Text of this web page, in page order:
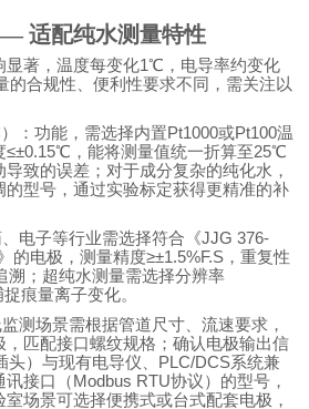
适配纯水测量特性
显著，温度每变化1℃，电导率约变化
的合规性、便利性要求不同，需关注以
：功能，需选择内置Pt1000或Pt100温
≤±0.15℃，能将测量值统一折算至25℃
致的误差；对于成分复杂的纯化水，
型号，通过实验标定获得更精准的补
电子等行业需选择符合《JJG 376-
的电极，测量精度≥±1.5%F.S，重复性
溯；超纯水测量需选择分辨率
痕量离子变化。
测场景需根据管道尺寸、流速要求，
匹配接口螺纹规格；确认电极输出信
头）与现有电导仪、PLC/DCS系统兼
接口（Modbus RTU协议）的型号，
场景可选择便携式或台式配套电极，